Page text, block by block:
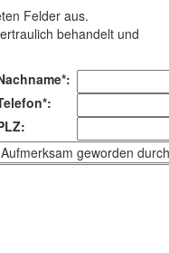
Felder aus.
behandelt und
*:
*: